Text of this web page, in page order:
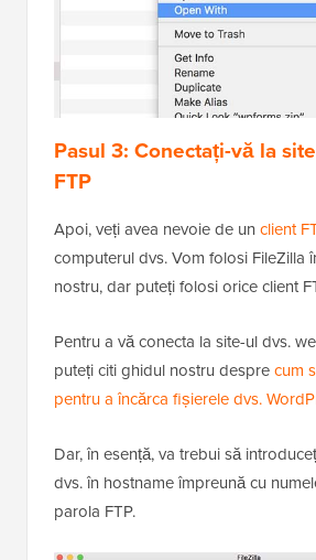
Pasul 3: Conectați-vă la
FTP
Apoi, veți avea nevoie de un client
computerul dvs. Vom folosi FileZilla
nostru, dar puteți folosi orice client
Pentru a vă conecta la site-ul dvs.
puteți citi ghidul nostru desprecum
pentru a încărca fișierele dvs.
Dar, în esență, va trebui să
dvs. în hostname împreună cu
parola FTP.